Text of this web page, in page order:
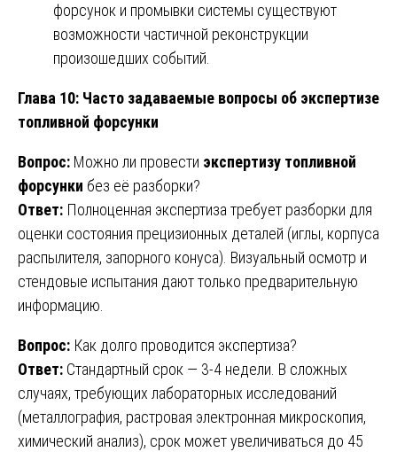
форсунок и промывки системы существуют
возможности частичной реконструкции
произошедших событий.
Глава 10: Часто задаваемые вопросы об экспертизе
топливной форсунки
Вопрос: Можно ли провести экспертизу топливной
форсунки без её разборки?
Ответ: Полноценная экспертиза требует разборки для
оценки состояния прецизионных деталей (иглы, корпуса
распылителя, запорного конуса). Визуальный осмотр и
стендовые испытания дают только предварительную
информацию.
Вопрос: Как долго проводится экспертиза?
Ответ: Стандартный срок — 3-4 недели. В сложных
случаях, требующих лабораторных исследований
(металлография, растровая электронная микроскопия,
химический анализ), срок может увеличиваться до 45